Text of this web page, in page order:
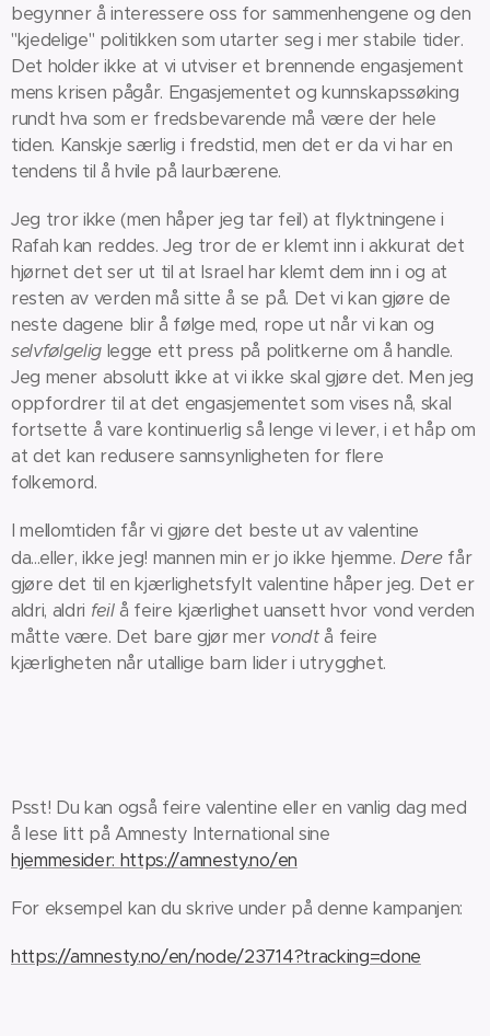
begynner å interessere oss for sammenhengene og den
"kjedelige" politikken som utarter seg i mer stabile tider.
Det holder ikke at vi utviser et brennende engasjement
mens krisen pågår. Engasjementet og kunnskapssøking
rundt hva som er fredsbevarende må være der hele
tiden. Kanskje særlig i fredstid, men det er da vi har en
tendens til å hvile på laurbærene.
Jeg tror ikke (men håper jeg tar feil) at flyktningene i
Rafah kan reddes. Jeg tror de er klemt inn i akkurat det
hjørnet det ser ut til at Israel har klemt dem inn i og at
resten av verden må sitte å se på. Det vi kan gjøre de
neste dagene blir å følge med, rope ut når vi kan og
selvfølgelig legge ett press på politkerne om å handle.
Jeg mener absolutt ikke at vi ikke skal gjøre det. Men jeg
oppfordrer til at det engasjementet som vises nå, skal
fortsette å vare kontinuerlig så lenge vi lever, i et håp om
at det kan redusere sannsynligheten for flere
folkemord.
I mellomtiden får vi gjøre det beste ut av valentine
da...eller, ikke jeg! mannen min er jo ikke hjemme. Dere får
gjøre det til en kjærlighetsfylt valentine håper jeg. Det er
aldri, aldri feilå feire kjærlighet uansett hvor vond verden
måtte være. Det bare gjør mer vondtå feire
kjærligheten når utallige barn lider i utrygghet.
Psst! Du kan også feire valentine eller en vanlig dag med
å lese litt på Amnesty International sine
hjemmesider: https://amnesty.no/en
For eksempel kan du skrive under på denne kampanjen:
https://amnesty.no/en/node/23714?tracking=done